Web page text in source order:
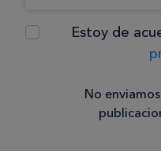
Estoy de
Consentimiento
No